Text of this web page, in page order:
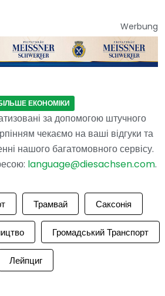
Werbung
ЕКОНОМІКИ
за допомогою штучного
чекаємо на ваші відгуки та
нашого багатомовного сервісу.
language@diesachsen.com.
Трамвай Саксонія
Громадський Транспорт
Лейпциг